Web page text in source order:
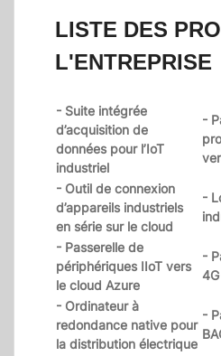
LISTE DES
L'ENTREPRISE
- Suite intégrée
d’acquisition de
données pour l’IoT
industriel
-
- Outil de connexion
d’appareils industriels
en série sur le cloud
-
- Passerelle de
périphériques IIoT vers
le cloud Azure
-
- Ordinateur à
redondance native pour
la distribution électrique
-